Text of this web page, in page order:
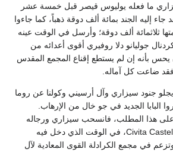
ما فعله يوليوس قيصر قبل خمسة عشر
إليه الجند بمائة ألف دوقة ذهباً، كما جاءوا
ثلاثمائة ألف دوقة؛ وأرسل في الوقت عينه
جوليانو دلا روفيري أقوى أعدائه من
يحس بأنه إن لم يستطع إقناع المجمع المقدس
فقد ضاعت كل آماله.
جنود سيزاري وآل أرسيني وكولنا عن روما
البابا الجديد في جو خال من الإرهاب.
على هذا المطلب، فانسحب سيزاري ورجاله
إلى تشفيتا كستلانا Civita Castellana، في الوقت الذي دخل فيه
وتزعم في مجمع الكرادلة القوى المعادية لآل